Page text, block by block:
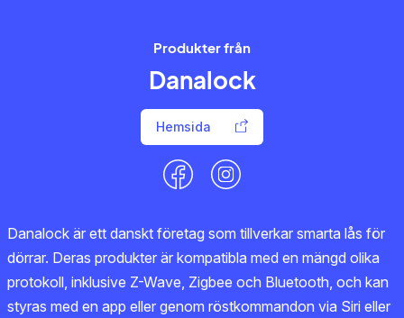
Produkter från
Danalock
Hemsida
Danalock är ett danskt företag som tillverkar smarta lås för
dörrar. Deras produkter är kompatibla med en mängd olika
protokoll, inklusive Z-Wave, Zigbee och Bluetooth, och kan
styras med en app eller genom röstkommandon via Siri eller